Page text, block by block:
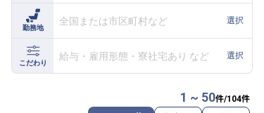
よくある質問
ホテル・宿泊業界情報コラム
転職サポートに申し込む
勤務地
全国または市区町村など 選択
こだわり
給与・雇用形態・寮社宅あり など 選択
1 ~ 50件/104件